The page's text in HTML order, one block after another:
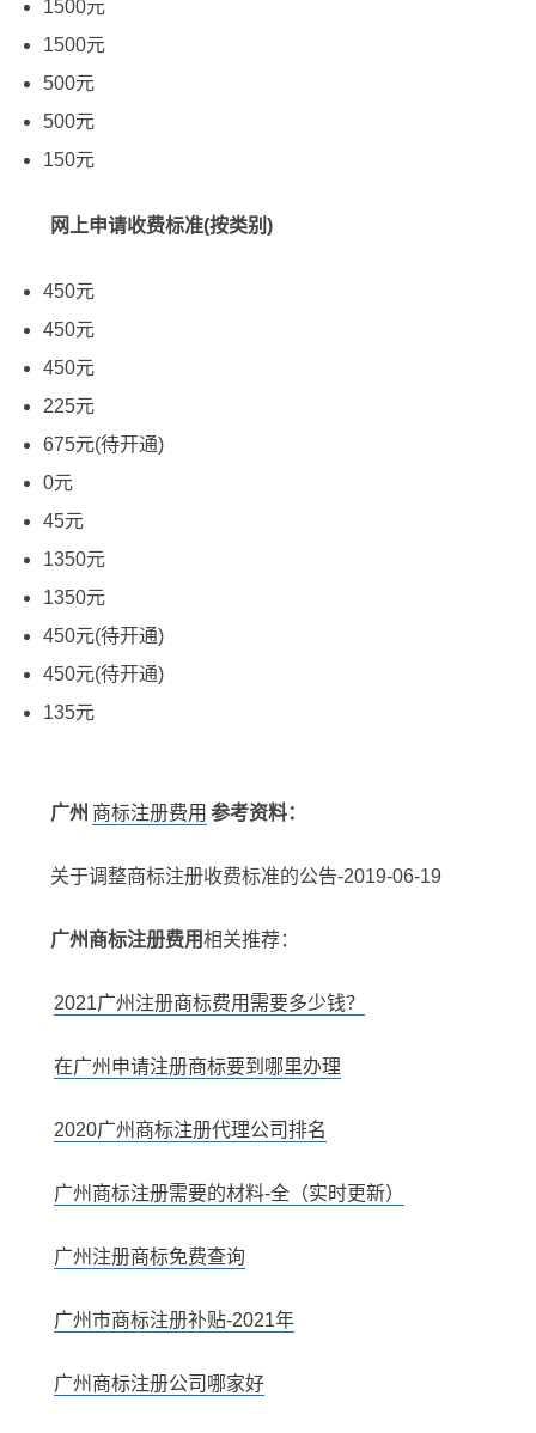
1500元
1500元
500元
500元
150元
网上申请收费标准(按类别)
450元
450元
450元
225元
675元(待开通)
0元
45元
1350元
1350元
450元(待开通)
450元(待开通)
135元
广州 商标注册费用 参考资料：
关于调整商标注册收费标准的公告-2019-06-19
广州商标注册费用相关推荐：
2021广州注册商标费用需要多少钱？
在广州申请注册商标要到哪里办理
2020广州商标注册代理公司排名
广州商标注册需要的材料-全（实时更新）
广州注册商标免费查询
广州市商标注册补贴-2021年
广州商标注册公司哪家好